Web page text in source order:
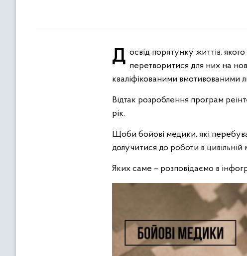
Досвід порятунку життів, якого бойові медики набувають на полі бою, є неоціненним. Саме такий досвід може перетворитися для них на
кваліфікованими вмотивованими
Відтак розроблення програм
рік.
Щоби бойові медики, які
долучитися до роботи в
Яких саме – розповідаємо в